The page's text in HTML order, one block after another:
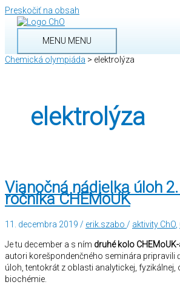
Preskočiť na obsah
MENU MENU
Chemická olympiáda > elektrolýza
elektrolýza
Vianočná nádielka úloh
ročníka CHEMoUK
11. decembra 2019 / erik.szabo / aktivity ChO
Je tu december a s ním druhé kolo
autori korešpondenčného seminára pripravili
úloh, tentokrát z oblasti analytickej, fyzikálnej,
biochémie.